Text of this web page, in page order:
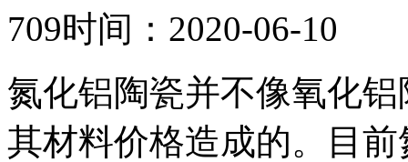
709时间：2020-06-10
氮化铝陶瓷并不像氧化
其材料价格造成的。目